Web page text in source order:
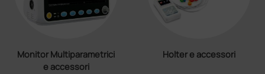
Monitor Multiparametrici
e accessori
Holter e accessori